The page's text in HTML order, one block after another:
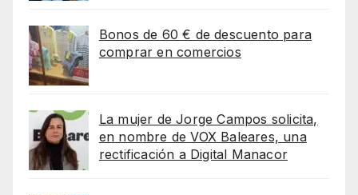
Bonos de 60 € de descuento para
comprar en comercios
La mujer de Jorge Campos solicita,
en nombre de VOX Baleares, una
rectificación a Digital Manacor